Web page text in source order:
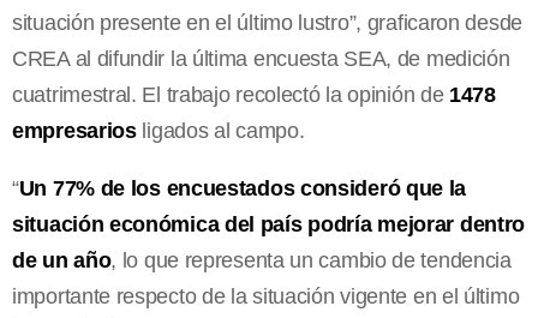
situación presente en el último lustro”, graficaron desde
CREA al difundir la última encuesta SEA, de medición
cuatrimestral. El trabajo recolectó la opinión de 1478
empresariosligados al campo.
“Un 77% de los encuestados consideró que la
situación económica del país podría mejorar dentro
de un año, lo que representa un cambio de tendencia
importante respecto de la situación vigente en el último